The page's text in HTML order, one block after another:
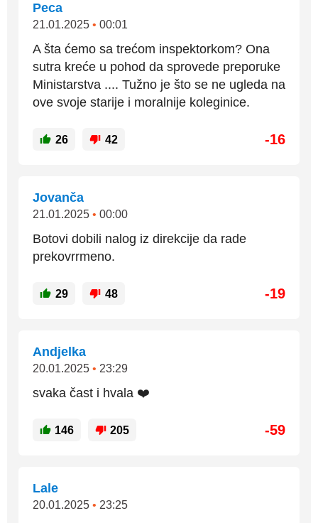
Peca
21.01.2025 • 00:01
A šta ćemo sa trećom inspektorkom? Ona
sutra kreće u pohod da sprovede preporuke
Ministarstva .... Tužno je što se ne ugleda na
ove svoje starije i moralnije koleginice.
26 42 -16
Jovanča
21.01.2025 • 00:00
Botovi dobili nalog iz direkcije da rade
prekovrrmeno.
29 48 -19
Andjelka
20.01.2025 • 23:29
svaka čast i hvala ❤️
146 205 -59
Lale
20.01.2025 • 23:25